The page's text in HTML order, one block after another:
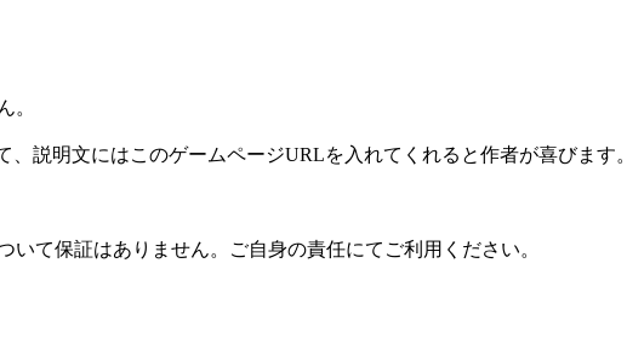
。
、説明文にはこのゲームページURLを入れてくれると作者が喜びます。
いて保証はありません。ご自身の責任にてご利用ください。